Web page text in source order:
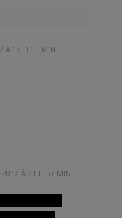
À 19 H 13 MIN
2012 À 21 H 57 MIN